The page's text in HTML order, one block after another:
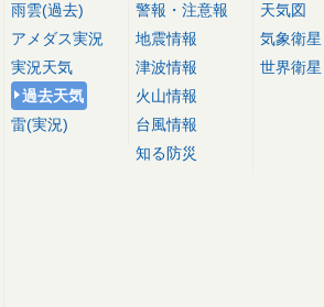
雨雲(過去)
アメダス実況
実況天気
過去天気
雷(実況)
警報・注意報
地震情報
津波情報
火山情報
台風情報
知る防災
天気図
気象衛星
世界衛星